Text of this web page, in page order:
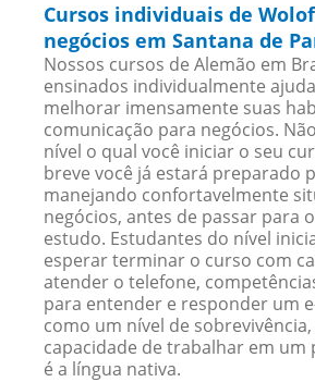
Cursos individuais de
negócios em Santana de
Nossos cursos de Alemão em
ensinados individualmente
melhorar imensamente suas
comunicação para negócios.
nível o qual você iniciar o seu
breve você já estará preparado
manejando confortavelmente
negócios, antes de passar para
estudo. Estudantes do nível
esperar terminar o curso com
atender o telefone,
para entender e responder um
como um nível de
capacidade de trabalhar em um
é a língua nativa.